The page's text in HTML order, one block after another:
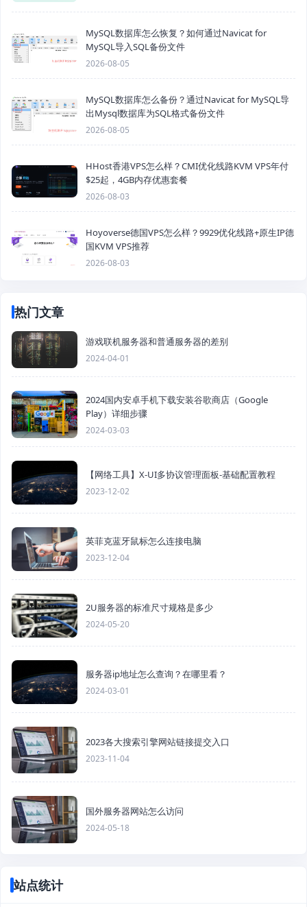
MySQL数据库怎么恢复？如何通过Navicat for
MySQL导入SQL备份文件
2026-08-05
MySQL数据库怎么备份？通过Navicat for MySQL导
出Mysql数据库为SQL格式备份文件
2026-08-05
HHost香港VPS怎么样？CMI优化线路KVM VPS年付
$25起，4GB内存优惠套餐
2026-08-03
Hoyoverse德国VPS怎么样？9929优化线路+原生IP德
国KVM VPS推荐
2026-08-03
热门文章
游戏联机服务器和普通服务器的差别
2024-04-01
2024国内安卓手机下载安装谷歌商店（Google
Play）详细步骤
2024-03-03
【网络工具】X-UI多协议管理面板-基础配置教程
2023-12-02
英菲克蓝牙鼠标怎么连接电脑
2023-12-04
2U服务器的标准尺寸规格是多少
2024-05-20
服务器ip地址怎么查询？在哪里看？
2024-03-01
2023各大搜索引擎网站链接提交入口
2023-11-04
国外服务器网站怎么访问
2024-05-18
站点统计